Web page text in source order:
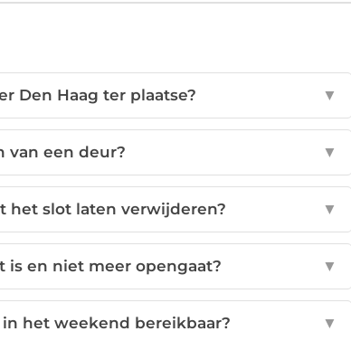
Den Haag ter plaatse? ▼
van een deur? ▼
het slot laten verwijderen? ▼
is en niet meer opengaat? ▼
het weekend bereikbaar? ▼